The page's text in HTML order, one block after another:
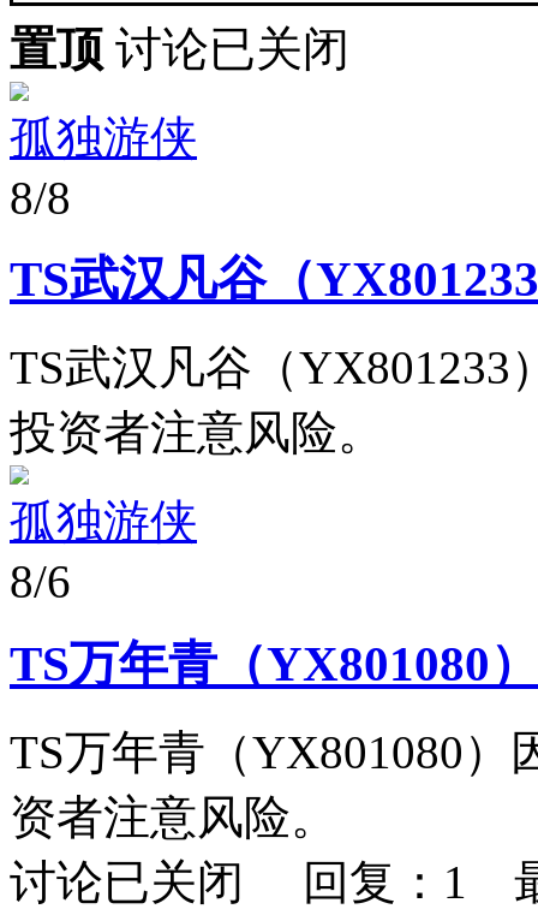
置顶 讨论已关闭
孤独游侠
8/8
TS武汉凡谷（
TS武汉凡谷（
投资者注意风险。
孤独游侠
8/6
TS万年青（YX801080
TS万年青（YX801080
资者注意风险。
讨论已关闭 回复：1